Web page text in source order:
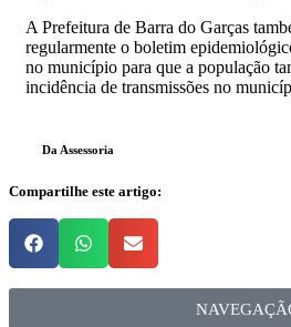
A Prefeitura de Barra do Garças
regularmente o boletim
no município para que a população
incidência de transmissões no
Da Assessoria
Compartilhe este artigo: